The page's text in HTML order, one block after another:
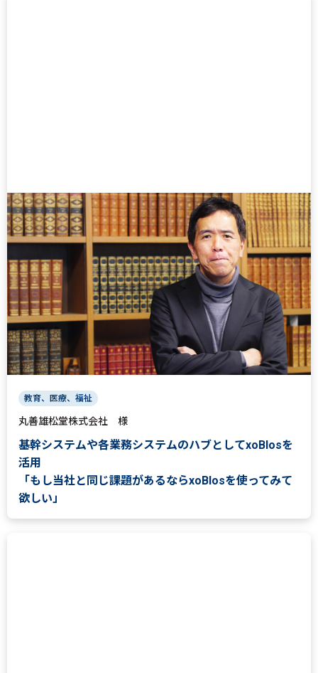
教育、医療、福祉
丸善雄松堂株式会社 様
基幹システムや各業務システムのハブとしてxoBlosを
活用
「もし当社と同じ課題があるならxoBlosを使ってみて
欲しい」